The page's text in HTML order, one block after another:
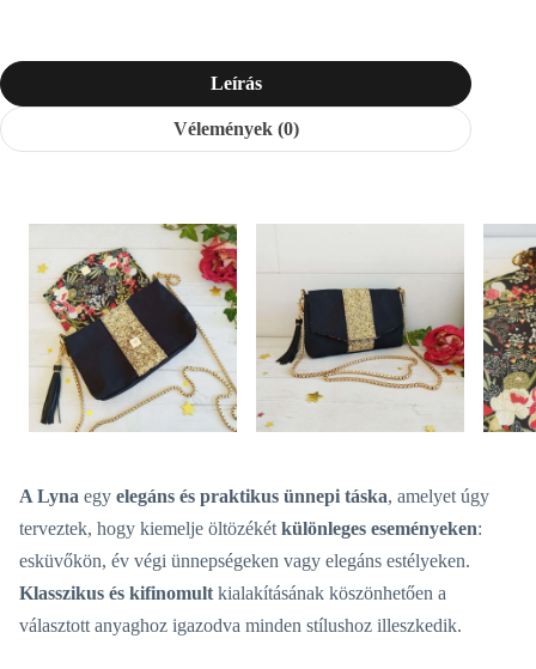
Leírás
Vélemények (0)
A Lyna egy elegáns és praktikus ünnepi táska, amelyet úgy
terveztek, hogy kiemelje öltözékét különleges eseményeken:
esküvőkön, év végi ünnepségeken vagy elegáns estélyeken.
Klasszikus és kifinomult kialakításának köszönhetően a
választott anyaghoz igazodva minden stílushoz illeszkedik.